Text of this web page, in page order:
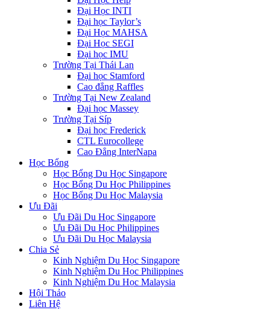
Đại Học INTI
Đại học Taylor’s
Đại Học MAHSA
Đại Học SEGI
Đại học IMU
Trường Tại Thái Lan
Đại học Stamford
Cao đẳng Raffles
Trường Tại New Zealand
Đại học Massey
Trường Tại Síp
Đại học Frederick
CTL Eurocollege
Cao Đẳng InterNapa
Học Bổng
Học Bổng Du Học Singapore
Học Bổng Du Học Philippines
Học Bổng Du Học Malaysia
Ưu Đãi
Ưu Đãi Du Học Singapore
Ưu Đãi Du Học Philippines
Ưu Đãi Du Học Malaysia
Chia Sẻ
Kinh Nghiệm Du Học Singapore
Kinh Nghiệm Du Học Philippines
Kinh Nghiệm Du Học Malaysia
Hội Thảo
Liên Hệ